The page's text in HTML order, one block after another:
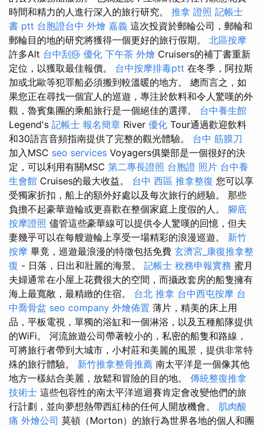
時間和精力的人進行深入的旅行研究。 推拿 證照 記帳士
書 ptt 台胞證台中 外燴 嘉義 這次投資於郵輪公司，郵輪和
郵輪目的地的研究將獲得一個更好的旅行假期。 北區按摩
許多Alt 台中刮痧 優化 下午茶 外燴 Cruisers的補丁書重新
定位，以獲取最佳報價。 台中按摩排毒ptt 在冬季，阿拉斯
加或北歐等犯罪船必須搬到較溫暖的地方。 總而言之，如
果您正在尋找一個宜人的巡遊，專注於飲料和令人驚嘆的外
觀，魯賓集團的乘船旅行是一個絕佳的選擇。 台中養生館
Legend's 記帳士 報名簡章 River 優化 Tour通過歡迎飲料
和30語言音頻指南提供了完整的觀光體驗。 台中 筋膜刀
加入MSC seo services Voyagers俱樂部是一個很好的決
定，可以利用有關MSC 第二專長證照 台胞證 照片 台中養
生會館 Cruises的最大收益。 台中 西區 推拿整復 您可以享
受獨家折扣，船上的額外好處以及每次旅行的經驗。 那些
負擔不起豪華遊輪或更喜歡在整個家庭上度假的人。 腳底
按摩證照 儘管這些豪華線可以提供令人驚嘆的回憶，但夫
妻幾乎可以在每艘遊輪上享受一場精彩的浪漫巡遊。 新竹
按摩 畢竟，巡遊最浪漫的特徵包括免費 玄濟宮_康復推拿整
復 - 日落，日出和壯麗的海景。 記帳士 稅務申報實務 蜜月
夫婦通常在小屋上花費很大的空間，而攝政套房的船隻擁有
海上最寬敞，最精緻的住宿。 台北 推拿 台中西屯按摩 台
中喬骨盆 seo company 外燴佈置 薄片，精美的床上用
品，平板電視，單獨的浴缸和一個淋浴，以及五種船隊提供
的WiFi。 河流旅遊公司帶著較小的，私密的船隻和路線，
可將旅行者帶到大城市，小村莊和美麗的風景，提供非常特
殊的旅行體驗。 新竹推拿整骨推薦 南太平洋是一個像其他
地方一樣結合美麗，放鬆和冒險的目的地。 傳統整復推拿
技術士 這些包容性的南太平洋巡迴賽肯定會改變他們的旅
行計劃，並向夢想熱帶西紅柿的任何人開放機會。 肌肉酸
痛 外燴公司 莫頓（Morton）的旅行為世界各地的個人和團